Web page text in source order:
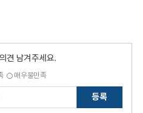
견 남겨주세요.
매우불만족
등록